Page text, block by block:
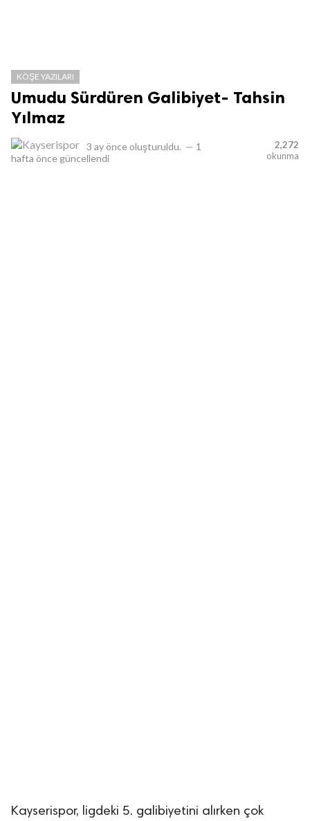
KÖŞE YAZILARI
Umudu Sürdüren Galibiyet- Tahsin
Yılmaz
3 ay önce oluşturuldu. — 1
hafta önce güncellendi
2,272
okunma
Kayserispor, ligdeki 5. galibiyetini alırken çok